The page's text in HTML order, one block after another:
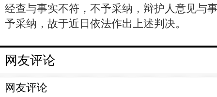
经查与事实不符，不予采纳，辩护人意见与
予采纳，故于近日依法作出上述判决。
网友评论